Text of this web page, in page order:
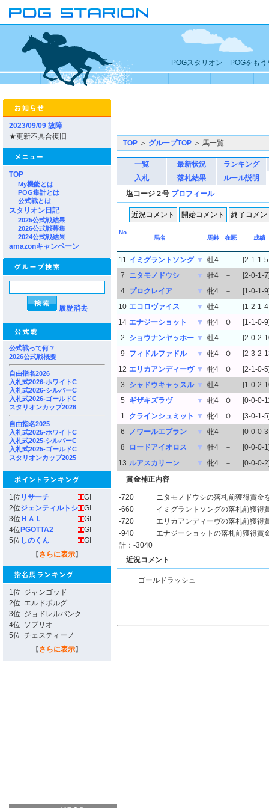
POGスタリオン POGをもう
2023/09/09 故障
★更新不具合復旧
TOP
My機能とは
POG集計とは
公式戦とは
スタリオン日記
2025公式戦結果
2026公式戦募集
2024公式戦結果
amazonキャンペーン
履歴消去
公式戦って何？
2026公式戦概要
自由指名2026
入札式2026-ホワイトC
入札式2026-シルバーC
入札式2026-ゴールドC
スタリオンカップ2026
自由指名2025
入札式2025-ホワイトC
入札式2025-シルバーC
入札式2025-ゴールドC
スタリオンカップ2025
1位 リサーチ
GI
2位ジェンティルトシ
GI
3位 ＨＡＬ
GI
4位 PGOTTA2
GI
5位 しのくん
GI
【 さらに表示】
1位 ジャンゴッド
2位 エルドボルグ
3位 ジョドレルバンク
4位 ソブリオ
5位 チェスティーノ
【 さらに表示】
TOP ＞ グループTOP ＞ 馬一覧
一覧 最新状況
ランキング
入札
落札結果
ルール説明
塩コージ２号 プロフィール
No
馬名
馬齢 在厩 成績
11 イミグラントソング ▼ 牡4 －
[2-1-1-
7
ニタモノドウシ ▼ 牡4 －
[2-0-1-
4
プロクレイア ▼ 牝4 －
[1-0-1-
10 エコロヴァイス ▼ 牡4 －
[1-2-1-
14 エナジーショット ▼ 牝4 Ｏ
[1-1-0-
2
ショウナンヤッホー ▼ 牡4 －
[2-0-2-
9
フィドルファドル ▼ 牝4 Ｏ
[2-3-2-
12 エリカアンディーヴ ▼ 牝4 Ｏ
[2-1-0-
3
シャドウキャッスル ▼ 牡4 －
[1-0-2-
5
ギザキズラヴ ▼ 牝4 Ｏ
[0-0-0-
1
クラインシュミット ▼ 牝4 Ｏ
[3-0-1-
6
ノワールエブラン ▼ 牝4 －
[0-0-0-
8
ロードアイオロス ▼ 牡4 －
[0-0-0-
13 ルアスカリーン ▼ 牝4 －
[0-0-0-
賞金補正内容
-720
ニタモノドウシの落札前獲得賞金
-660
イミグラントソングの落札前獲得
-720
エリカアンディーヴの落札前獲得
-940
エナジーショットの落札前獲得賞
計：-3040
近況コメント
ゴールドラッシュ